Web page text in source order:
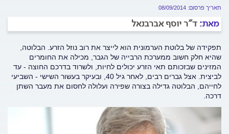
תאריך פרסום: 08/09/2014
מאת: ד"ר יוסף אברבנאל
תפקידה של בלוטת הערמונית הוא לייצר את רוב נוזל הזרע. הבלוטה,
שהיא חלק חשוב ממערכת הרבייה של הגבר, מכילה את החומרים
המזינים שבזכותם תאי הזרע יכולים לחיות, ולשרוד בדרכם החוצה - עד
לביצית. אצל גברים רבים, לאחר גיל 40, ובעיקר בעשור השישי - השביעי
לחייהם, הבלוטה גדילה בצורה שפירה ועלולה לחסום את מעבר השתן
דרכה.